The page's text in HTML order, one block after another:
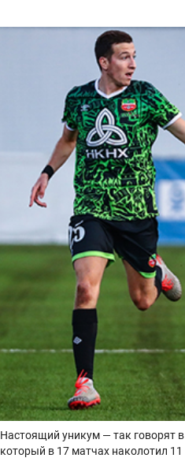
Настоящий уникум — так говорят
который в 17 матчах наколотил 11